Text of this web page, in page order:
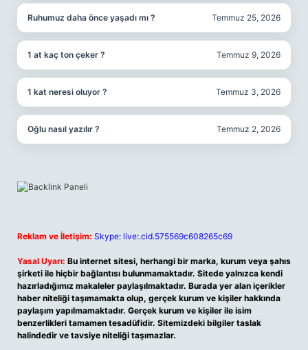
Ruhumuz daha önce yaşadı mı ? Temmuz 25, 2026
1 at kaç ton çeker ? Temmuz 9, 2026
1 kat neresi oluyor ? Temmuz 3, 2026
Oğlu nasıl yazılır ? Temmuz 2, 2026
Reklam ve İletişim: Skype: live:.cid.575569c608265c69
Yasal Uyarı: Bu internet sitesi, herhangi bir marka, kurum veya şahıs
şirketi ile hiçbir bağlantısı bulunmamaktadır. Sitede yalnızca kendi
hazırladığımız makaleler paylaşılmaktadır. Burada yer alan içerikler
haber niteliği taşımamakta olup, gerçek kurum ve kişiler hakkında
paylaşım yapılmamaktadır. Gerçek kurum ve kişiler ile isim
benzerlikleri tamamen tesadüfidir. Sitemizdeki bilgiler taslak
halindedir ve tavsiye niteliği taşımazlar.